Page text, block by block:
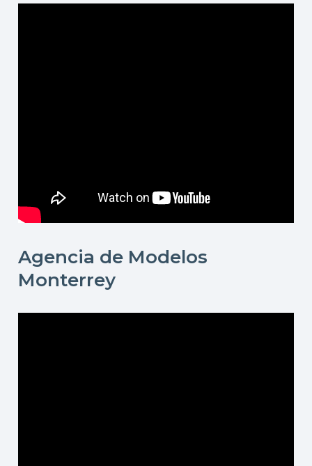
Agencia de Modelos
Monterrey